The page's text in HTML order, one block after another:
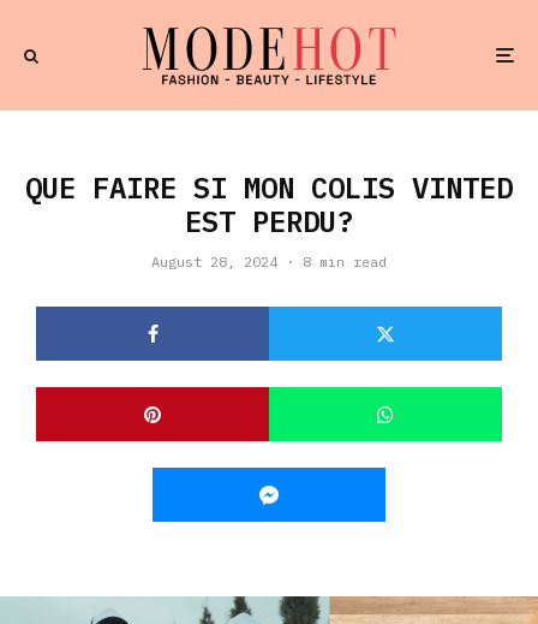
QUE FAIRE SI MON COLIS VINTED
EST PERDU?
August 28, 2024 · 8 min read